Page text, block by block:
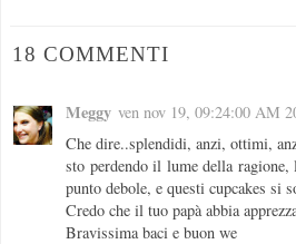
18 COMMENTI
Meggy ven nov 19, 09:24:00 AM
Che dire..splendidi, anzi, ottimi,
sto perdendo il lume della
punto debole, e questi cupcakes si
Credo che il tuo papà abbia
Bravissima baci e buon we